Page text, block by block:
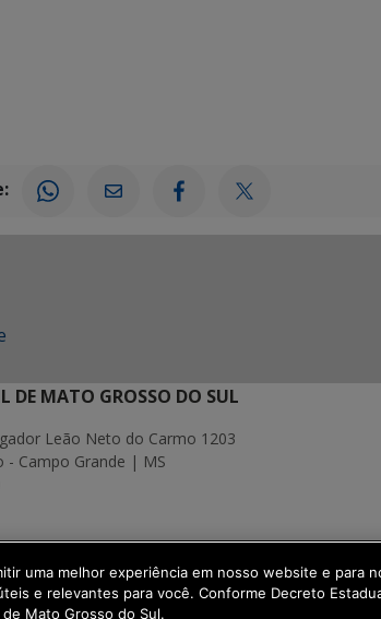
DE MATO GROSSO DO SUL
Leão Neto do Carmo 1203
- Campo Grande | MS
Executiva de Transformação
uma melhor experiência em nosso website e para
e relevantes para você. Conforme Decreto
Mato Grosso do Sul.